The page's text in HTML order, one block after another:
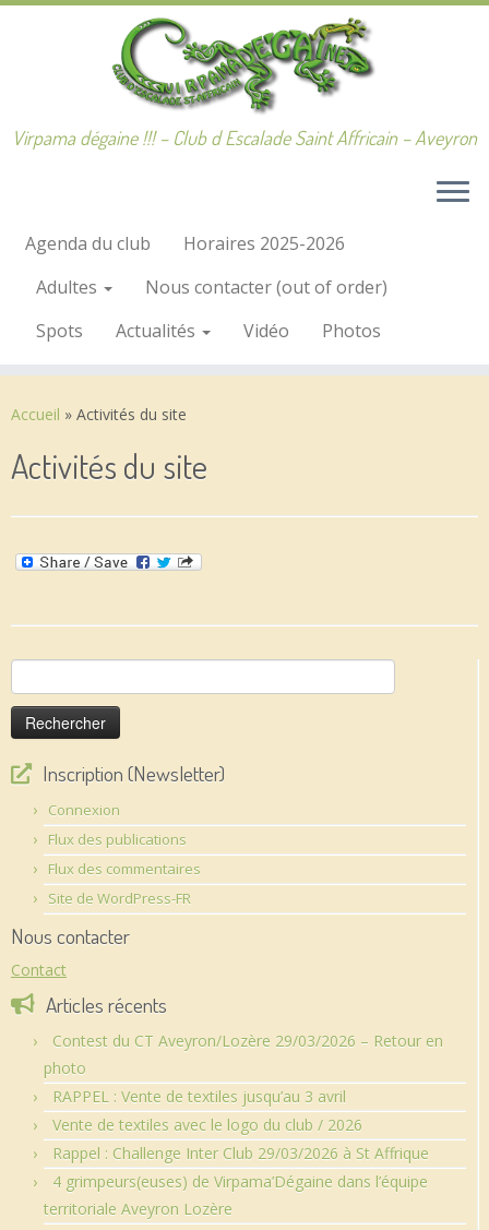
Passer
Virpama dégaine !!! – Club d Escalade Saint Affricain – Aveyron
Agenda du club
Horaires 2025-2026
Adultes
Nous contacter (out of order)
Spots
Actualités Vidéo Photos
Accueil » Activités du site
Activités du site
Rechercher :
Inscription (Newsletter)
Connexion
Flux des publications
Flux des commentaires
Site de WordPress-FR
Nous contacter
Contact
Articles récents
Contest du CT Aveyron/Lozère 29/03/2026 – Retour en
photo
RAPPEL : Vente de textiles jusqu’au 3 avril
Vente de textiles avec le logo du club / 2026
Rappel : Challenge Inter Club 29/03/2026 à St Affrique
4 grimpeurs(euses) de Virpama’Dégaine dans l’équipe
territoriale Aveyron Lozère